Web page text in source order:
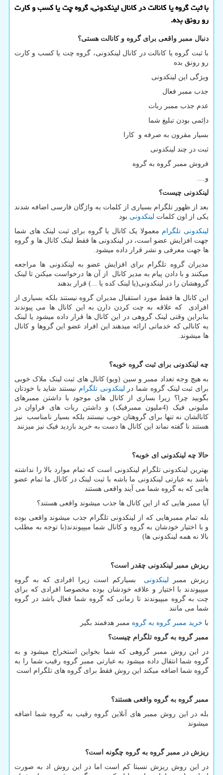
با ثبت گروه یا کانالت در کانال لینکدونی، گروه چت یا کسب و کارت
رو رونق بده.
دنبال ممبر واقعی برای گروه و کانالت هستی؟
با ثبت گروه یا کانالت در کانال لینکدونی، گروه چت یا کسب و کارت
رو رونق بده
ویژگی این لینکدونی
جذب ممبر فعال
عدم جذب ممبر ربات
داِئمی بودن تبلیغ شما
بسیار مقرون به صرفه و کارا
ثبت در چند لینکدونی
فروش ممبر گروه به گروه
و....
لینکدونی چیست؟
بعد از ظهور تلگرام بسیاری از کلمات به واژگان فارسی اضافه شدند
یکی از اون کلمات لینکدونی بود
لینکدونی تلگرام معمولا یک کانال یا گروه برای ثبت لینک های شما
جهت افزایش عضو است، در لینکدونی ها فقط لینک کانال ها و گروه
ها جهت معرفی و نشر قرار داده میشود.
مدیران گروه تلگرام برای افزایش عضو به لینکدونی ها مراجعه
میکنند و با دادن پیام به مدیر کانال از آن ها درخواست میکنن تا لینک
گروهشان را در لینکدونی(یا لینک کده یا ...) قرار بدهند
این کانال ها فقط مورد استقبال مدیران گروه نیستند بلکه بسیاری از
افرادی که علاقه به چت کردن دارن به این کانال ها می پیوندند
بنابراین وقتی لینک گروهی در این کانال ها قرار داده میشود یا لینک
یه کانالی که خدماتی ارائه میدهند این افراد عضو این گروها و کانال
ها میشوند.
چه لینکدونی برای ثبت گروه خوبه؟
به هیچ وجه تعداد ممبر و سین (ویو) کانال های ثبت لینک ملاک خوبی
برای ثبت لینک گروه شما در لینکدونی تلگرام نیستند شاید با خودتان
بگویید چرا؟ زیرا بساری از کانال های موجود با داشتن ممبرهای
ملیونی فیک (4ملیون ممبرفیک) و داشتن ربات های فراوان در
کانالشان نه تنها برای گروهتان خوب نیستند بلکه بسیار نامناسب نیز
هستند نا گفته نماند این کانال ها دست به خرید بازدید فیک نیز میزنند
حالا چه لینکدونی ای خوبه؟
بهترین لینکدونی تلگرام لینکدونی است که تمام موارد بالا را نداشته
باشد به عبارتی لینکدونی ما باشه با ثبت لینک در کانال ما تمام عضو
هایی که به گروه شما می آیند واقعی هستند
آیا ممبر هایی که از این کانال ها جذب میشوند واقعی هستند؟
بله تمام ممبرهایی که از لینکدونی تلگرام جذب میشوند واقعی بوده
و با اختیار خودشان به گروه و کانال شما میپیوندند(با توجه به مطلب
بالا نه همه لینکدونی ها)
ریزش ممبر لینکدونی چقدر است؟
ریزش ممبر لینکدونی بسیارکم است زیرا افرادی که به گروه
میپیوندند با اختیار و علاقه خودشان بوده مخصوصا افرادی که برای
چت به گروه میپیوندند تا زمانی که گروه شما فعال باشد در گروه
شما می مانند
با خرید ممبر گروه به گروه ممبر هدفمند بگیر
ممبر گروه به گروه تلگرام چیست؟
در این روش ممبر گروهی که شما بخواین استخراج میشود و به
گروه شما انتقال داده میشود به عبارتی ممبر گروه رقیب شما را به
گروه شما اضافه میکند این روش فقط برای گروه های تلگرام است
ممبر گروه به گروه واقعی هستند؟
بله در این روش ممبر های آنلاین گروه رقیب به گروه شما اضافه
میشوند
ریزش در ممبر گروه به گروه چگونه است؟
در این روش ریزش نسبتا کم است اما در این روش اد به صورت